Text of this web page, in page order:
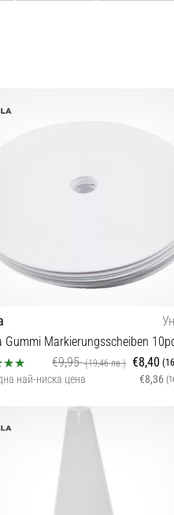
€9,95(19,46 лв.) €8,40
най-ниска цена €8,36
OS